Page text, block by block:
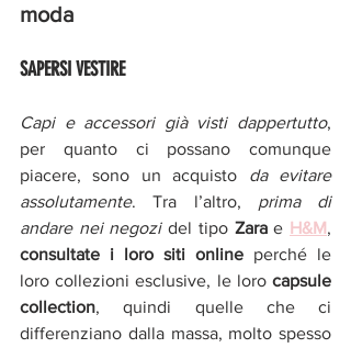
moda
SAPERSI VESTIRE
Capi e accessori già visti dappertutto,
per quanto ci possano comunque
piacere, sono un acquisto da evitare
assolutamente. Tra l’altro, prima di
andare nei negozi del tipo Zara e H&M
consultate i loro siti online perché le
loro collezioni esclusive, le loro capsule
collection, quindi quelle che ci
differenziano dalla massa, molto spesso